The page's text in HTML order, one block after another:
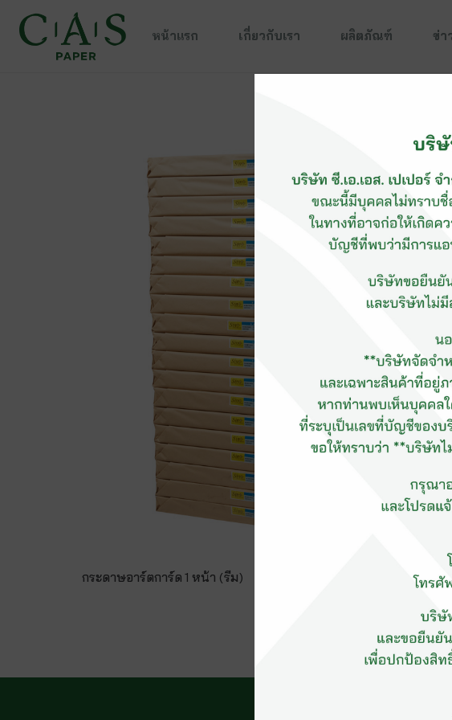
หน้าแรก เกี่ยวกับเรา ผลิตภัณฑ์ ข่า
กระดาษอาร์ตการ์ด 1 หน้า (รีม)